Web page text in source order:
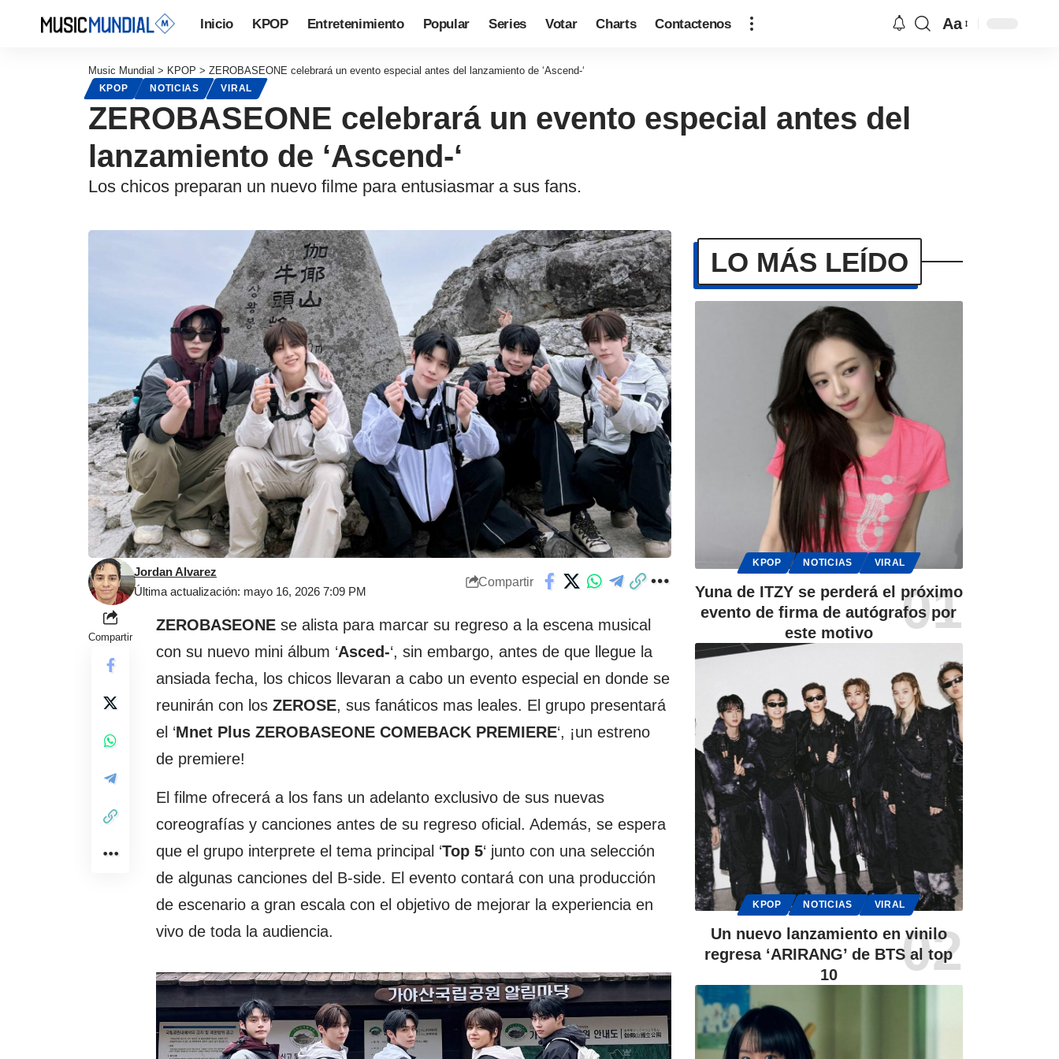
Inicio KPOP Entretenimiento Popular Series Votar Charts Contactenos Aa
Music Mundial > KPOP > ZEROBASEONE celebrará un evento especial antes del lanzamiento de ‘Ascend-‘
KPOP NOTICIAS VIRAL
ZEROBASEONE celebrará un evento especial antes del
lanzamiento de ‘Ascend-‘
Los chicos preparan un nuevo filme para entusiasmar a sus fans.
Última actualización: mayo 16, 2026 7:09 PM
Jordan Alvarez
Compartir
Compartir
ZEROBASEONE se alista para marcar su regreso a la escena musical
con su nuevo mini álbum ‘Asced-‘, sin embargo, antes de que llegue la
ansiada fecha, los chicos llevaran a cabo un evento especial en donde se
reunirán con los ZEROSE, sus fanáticos mas leales. El grupo presentará
el ‘Mnet Plus ZEROBASEONE COMEBACK PREMIERE‘, ¡un estreno
de premiere!
El filme ofrecerá a los fans un adelanto exclusivo de sus nuevas
coreografías y canciones antes de su regreso oficial. Además, se espera
que el grupo interprete el tema principal ‘Top 5‘ junto con una selección
de algunas canciones del B-side. El evento contará con una producción
de escenario a gran escala con el objetivo de mejorar la experiencia en
vivo de toda la audiencia.
LO MÁS LEÍDO
KPOP NOTICIAS VIRAL
Yuna de ITZY se perderá el próximo
evento de firma de autógrafos por
este motivo
KPOP NOTICIAS VIRAL
Un nuevo lanzamiento en vinilo
regresa ‘ARIRANG’ de BTS al top
10